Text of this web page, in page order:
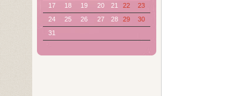
17
18 19 20 21 22
23
24
25 26 27 28 29
30
31